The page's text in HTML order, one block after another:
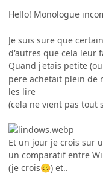
Hello! Monologue
Je suis sure que
d'autres que cela leur
Quand j'etais petite
pere achetait plein de
les lire
(cela ne vient pas
Et un jour je crois sur
un comparatif entre
(je crois😊) et..